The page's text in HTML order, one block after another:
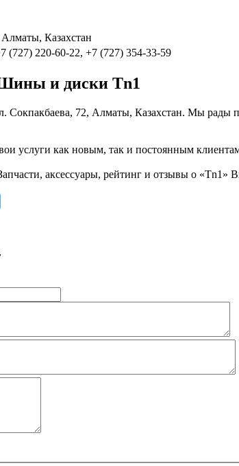
Казахстан
(727) 220-60-22, +7 (727) 354-33-59
и диски Tn1
Сокпакбаева, 72, Алматы, Казахстан. Мы
услуги как новым, так и постоянным
аксессуары, рейтинг и отзывы о «Tn1»